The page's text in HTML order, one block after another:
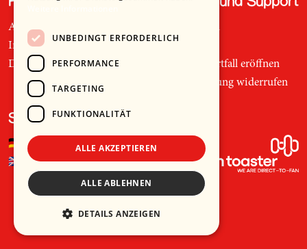
AGB
Impressum
Datenschutz
Telefon
Supportfall eröffnen
Bestellung widerrufen
Sprache
🇩🇪
Deutsch
🇬🇧
Englisch
UNBEDINGT ERFORDERLICH
PERFORMANCE
TARGETING
FUNKTIONALITÄT
ALLE AKZEPTIEREN
ALLE ABLEHNEN
DETAILS ANZEIGEN